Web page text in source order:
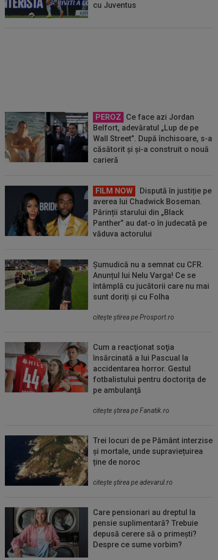
cu Juventus
PEROZ
Ce face azi Jordan
Belfort, adevăratul „Lup de pe
Wall Street”. După închisoare, s-a
căsătorit și și-a construit o nouă
carieră
FILM NOW
Dispută în justiție pe
averea lui Chadwick Boseman.
Părinții starului din „Black
Panther” au dat-o în judecată pe
văduva actorului
Șumudică nu a semnat cu CFR.
Anunțul lui Nelu Varga! Ce se
întâmplă cu jucătorii care nu mai
sunt doriți și cu Folha
citeşte ştirea pe Prosport.ro
Cum a reacţionat soţia
însărcinată a lui Pascual la
accidentarea horror. Gestul
fotbalistului pentru doctoriţa de
pe ambulanţă
citeşte ştirea pe Fanatik.ro
Trei locuri de pe Pământ interzise
și mortale, unde supraviețuirea
ține de noroc
citeşte ştirea pe adevarul.ro
Care pensionari au dreptul la
pensie suplimentară? Trebuie
depusă cerere să o primești?
Despre ce sume vorbim?